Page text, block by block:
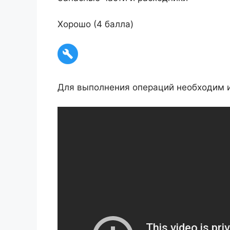
Хорошо (4 балла)
Для выполнения операций необходим